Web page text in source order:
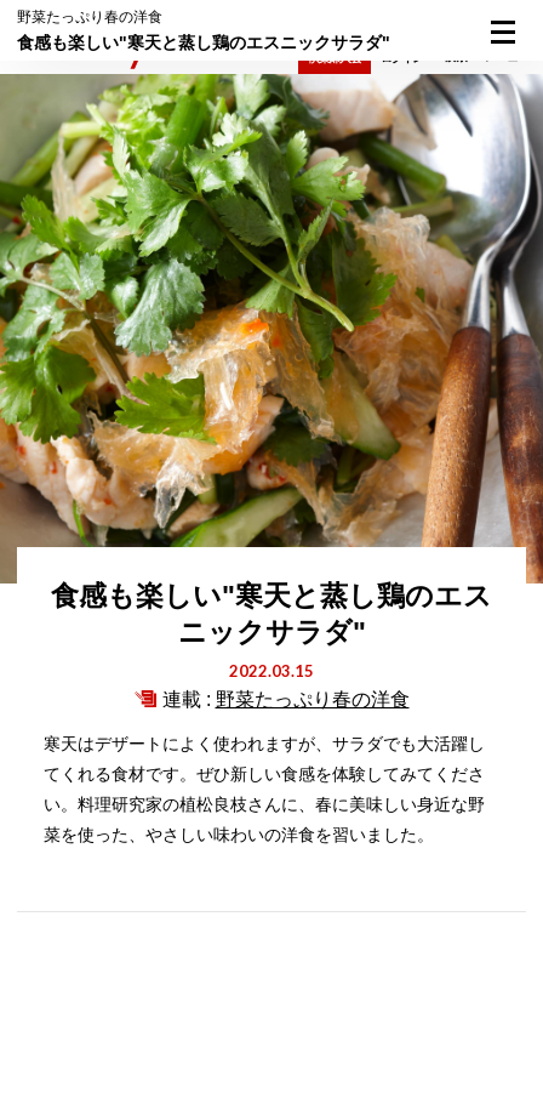
野菜たっぷり春の洋食
食感も楽しい"寒天と蒸し鶏のエスニックサラダ"
食感も楽しい"寒天と蒸し鶏のエス
ニックサラダ"
2022.03.15
連載 : 野菜たっぷり春の洋食
寒天はデザートによく使われますが、サラダでも大活躍し
てくれる食材です。ぜひ新しい食感を体験してみてくださ
い。料理研究家の植松良枝さんに、春に美味しい身近な野
菜を使った、やさしい味わいの洋食を習いました。